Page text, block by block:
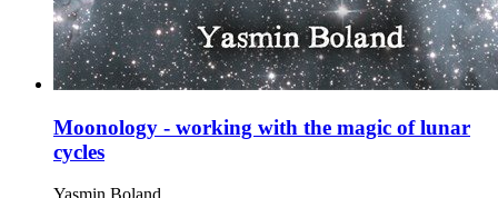
Moonology - working with the magic of lunar
cycles